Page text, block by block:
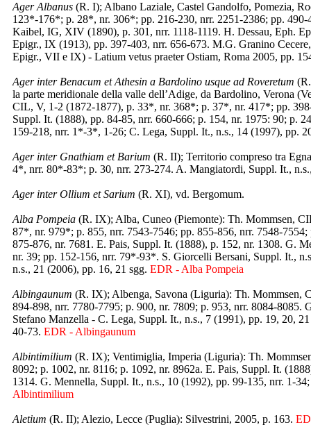
Ager Albanus (R. I); Albano Laziale, Castel Gandolfo, Pomezia,
123*-176*; p. 28*, nr. 306*; pp. 216-230, nrr. 2251-2386; pp.
Kaibel, IG, XIV (1890), p. 301, nrr. 1118-1119. H. Dessau, Eph.
Epigr., IX (1913), pp. 397-403, nrr. 656-673. M.G. Granino
Epigr., VII e IX) - Latium vetus praeter Ostiam, Roma 2005, pp.
Ager inter Benacum et Athesin a Bardolino usque ad Roveretum
la parte meridionale della valle dell’Adige, da Bardolino, Verona
CIL, V, 1-2 (1872-1877), p. 33*, nr. 368*; p. 37*, nr. 417*; pp.
Suppl. It. (1888), pp. 84-85, nrr. 660-666; p. 154, nr. 1975: 90; p.
159-218, nrr. 1*-3*, 1-26; C. Lega, Suppl. It., n.s., 14 (1997), pp.
Ager inter Gnathiam et Barium (R. II); Territorio compreso tra
4*, nrr. 80*-83*; p. 30, nrr. 273-274. A. Mangiatordi, Suppl. It.,
Ager inter Ollium et Sarium (R. XI), vd. Bergomum.
Alba Pompeia (R. IX); Alba, Cuneo (Piemonte): Th. Mommsen,
87*, nr. 979*; p. 855, nrr. 7543-7546; pp. 855-856, nrr. 7548-
875-876, nr. 7681. E. Pais, Suppl. It. (1888), p. 152, nr. 1308. G.
nr. 39; pp. 152-156, nrr. 79*-93*. S. Giorcelli Bersani, Suppl. It.,
n.s., 21 (2006), pp. 16, 21 sgg.EDR - Alba Pompeia
Albingaunum (R. IX); Albenga, Savona (Liguria): Th.
894-898, nrr. 7780-7795; p. 900, nr. 7809; p. 953, nrr. 8084-
Stefano Manzella - C. Lega, Suppl. It., n.s., 7 (1991), pp. 19, 20,
40-73.EDR - Albingaunum
Albintimilium (R. IX); Ventimiglia, Imperia (Liguria): Th.
8092; p. 1002, nr. 8116; p. 1092, nr. 8962a. E. Pais, Suppl. It.
1314. G. Mennella, Suppl. It., n.s., 10 (1992), pp. 99-135, nrr. 1-
Albintimilium
Aletium (R. II); Alezio, Lecce (Puglia): Silvestrini, 2005, p. 163.